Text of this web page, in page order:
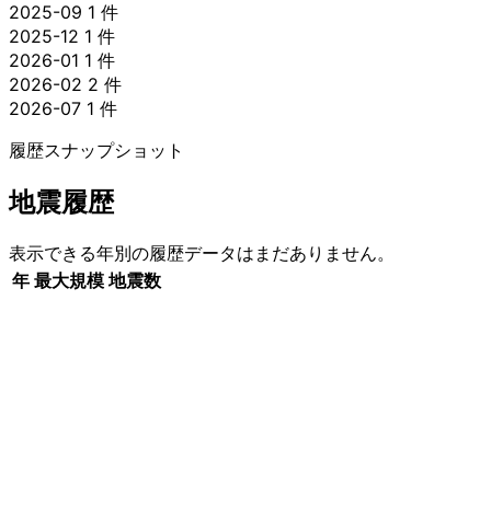
2025-09 1 件
2025-12 1 件
2026-01 1 件
2026-02 2 件
2026-07 1 件
履歴スナップショット
地震履歴
表示できる年別の履歴データはまだありません。
年 最大規模 地震数